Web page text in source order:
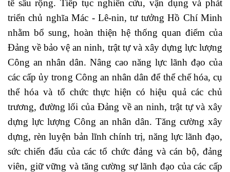
tế sâu rộng. Tiếp tục nghiên cứu, vận dụng và phát
triển chủ nghĩa Mác - Lê-nin, tư tưởng Hồ Chí Minh
nhằm bổ sung, hoàn thiện hệ thống quan điểm của
Đảng về bảo vệ an ninh, trật tự và xây dựng lực lượng
Công an nhân dân. Nâng cao năng lực lãnh đạo của
các cấp ủy trong Công an nhân dân để thể chế hóa, cụ
thể hóa và tổ chức thực hiện có hiệu quả các chủ
trương, đường lối của Đảng về an ninh, trật tự và xây
dựng lực lượng Công an nhân dân. Tăng cường xây
dựng, rèn luyện bản lĩnh chính trị, năng lực lãnh đạo,
sức chiến đấu của các tổ chức đảng và cán bộ, đảng
viên, giữ vững và tăng cường sự lãnh đạo của các cấp